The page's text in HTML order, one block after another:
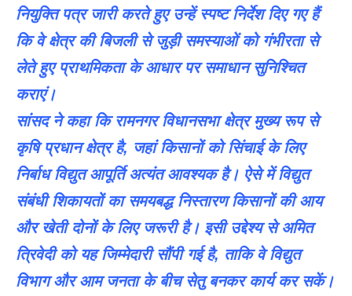
नियुक्ति पत्र जारी करते हुए उन्हें स्पष्ट निर्देश दिए गए हैं
कि वे क्षेत्र की बिजली से जुड़ी समस्याओं को गंभीरता से
लेते हुए प्राथमिकता के आधार पर समाधान सुनिश्चित
कराएं।
सांसद ने कहा कि रामनगर विधानसभा क्षेत्र मुख्य रूप से
कृषि प्रधान क्षेत्र है, जहां किसानों को सिंचाई के लिए
निर्बाध विद्युत आपूर्ति अत्यंत आवश्यक है। ऐसे में विद्युत
संबंधी शिकायतों का समयबद्ध निस्तारण किसानों की आय
और खेती दोनों के लिए जरूरी है। इसी उद्देश्य से अमित
त्रिवेदी को यह जिम्मेदारी सौंपी गई है, ताकि वे विद्युत
विभाग और आम जनता के बीच सेतु बनकर कार्य कर सकें।